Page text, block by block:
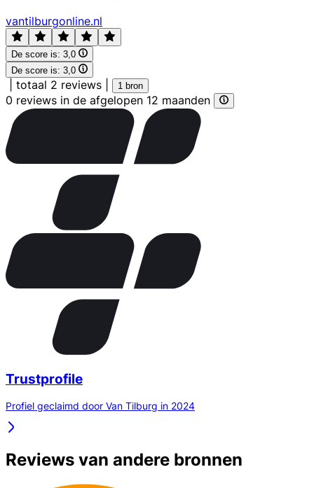
vantilburgonline.nl
De score is: 3,0
De score is: 3,0
totaal 2 reviews 1 bron
0 reviews in de afgelopen 12 maanden
Trustprofile
Profiel geclaimd door Van Tilburg in 2024
Reviews van andere bronnen